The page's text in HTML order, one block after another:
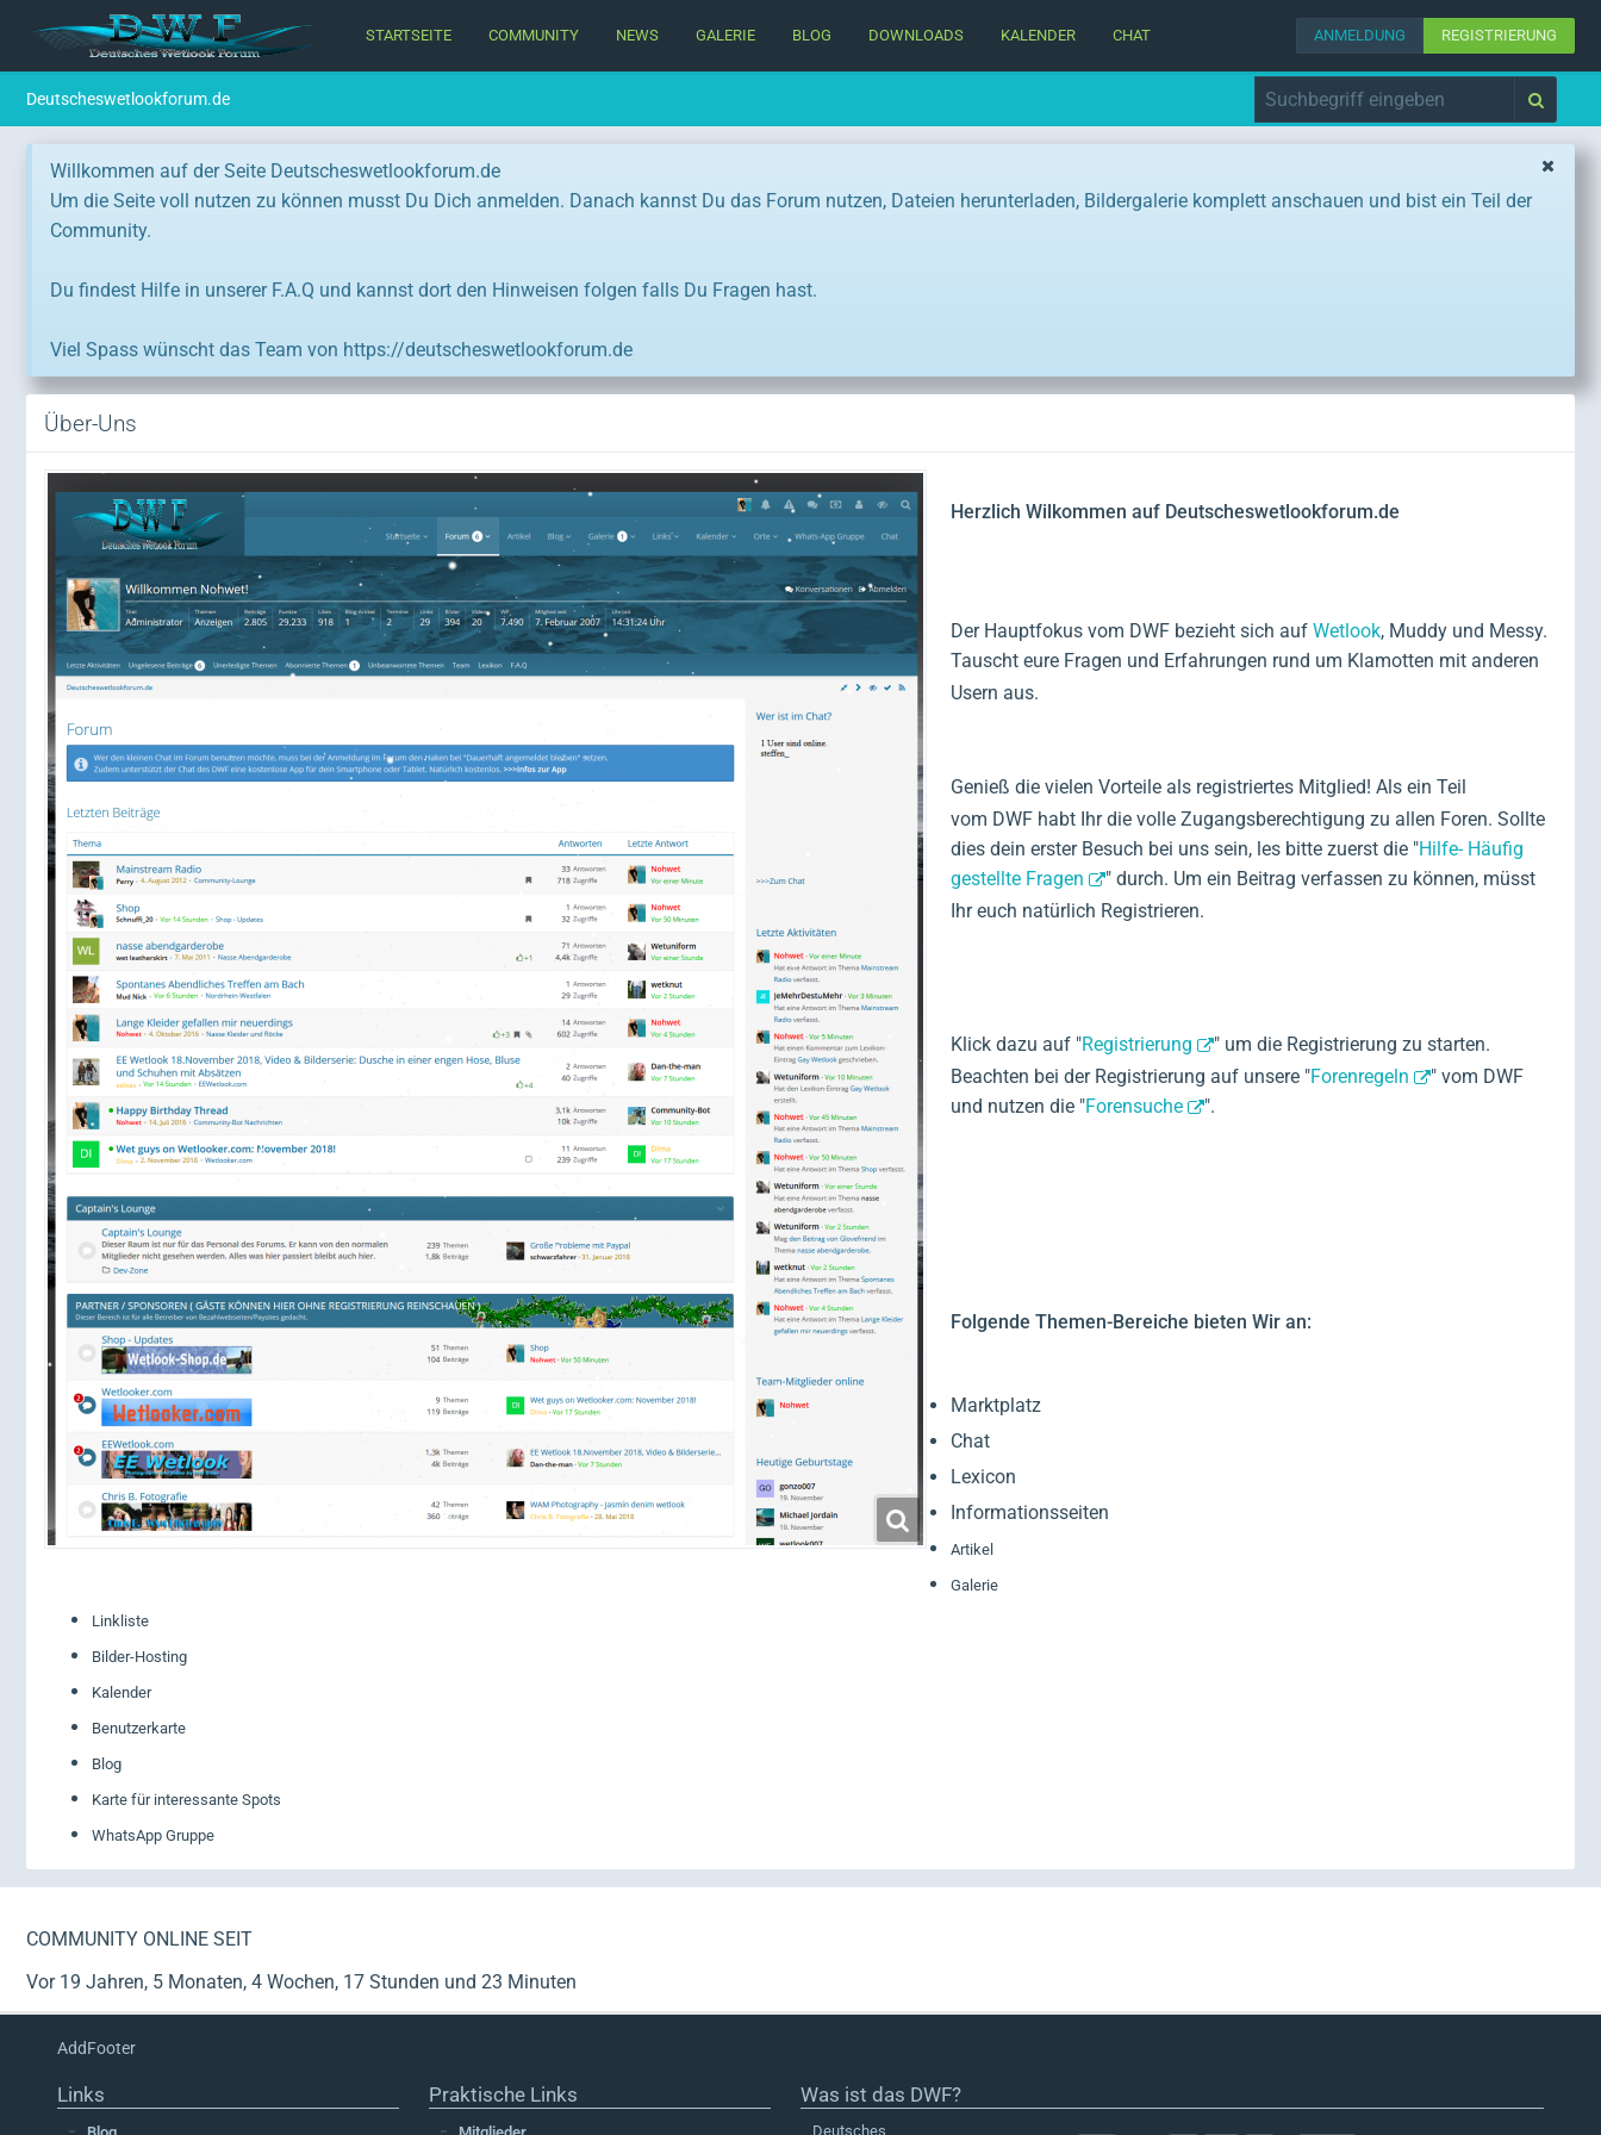
STARTSEITE COMMUNITY NEWS GALERIE BLOG DOWNLOADS KALENDER CHAT ANMELDUNG REGISTRIERUNG
Deutscheswetlookforum.de
Willkommen auf der Seite Deutscheswetlookforum.de
Um die Seite voll nutzen zu können musst Du Dich anmelden. Danach kannst Du das Forum nutzen, Dateien herunterladen, Bildergalerie komplett anschauen und bist ein Teil der
Community.
Du findest Hilfe in unserer F.A.Q und kannst dort den Hinweisen folgen falls Du Fragen hast.
Viel Spass wünscht das Team von https://deutscheswetlookforum.de
Über-Uns
Herzlich Wilkommen auf Deutscheswetlookforum.de
Der Hauptfokus vom DWF bezieht sich auf Wetlook, Muddy und Messy.
Tauscht eure Fragen und Erfahrungen rund um Klamotten mit anderen
Usern aus.
Genieß die vielen Vorteile als registriertes Mitglied! Als ein Teil
vom DWF habt Ihr die volle Zugangsberechtigung zu allen Foren. Sollte
dies dein erster Besuch bei uns sein, les bitte zuerst die "Hilfe- Häufig
gestellte Fragen
" durch. Um ein Beitrag verfassen zu können, müsst
Ihr euch natürlich Registrieren.
Klick dazu auf "Registrierung
" um die Registrierung zu starten.
Beachten bei der Registrierung auf unsere "Forenregeln
" vom DWF
und nutzen die "Forensuche ".
Folgende Themen-Bereiche bieten Wir an:
Marktplatz
Chat
Lexicon
Informationsseiten
Artikel
Galerie
Linkliste
Bilder-Hosting
Kalender
Benutzerkarte
Blog
Karte für interessante Spots
WhatsApp Gruppe
COMMUNITY ONLINE SEIT
Vor 19 Jahren, 5 Monaten, 4 Wochen, 17 Stunden und 23 Minuten
AddFooter
Links Praktische Links Was ist das DWF?
Deutsches